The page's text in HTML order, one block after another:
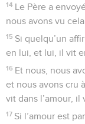
14 Le Père a
nous avons vu
15 Si quelqu’un
en lui, et lui, il vit
16 Et nous, nous
et nous avons cru
vit dans l’amour, il
17 Si l’amour est